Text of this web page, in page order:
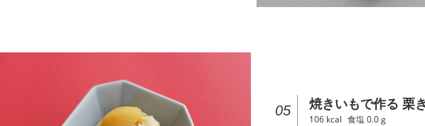
05 焼きいもで作る 栗
106 kcal 食塩 0.0g